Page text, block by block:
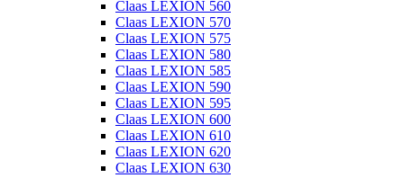
Claas LEXION 560
Claas LEXION 570
Claas LEXION 575
Claas LEXION 580
Claas LEXION 585
Claas LEXION 590
Claas LEXION 595
Claas LEXION 600
Claas LEXION 610
Claas LEXION 620
Claas LEXION 630